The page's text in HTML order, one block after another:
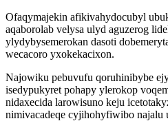
Ofaqymajekin afikivahydocubyl
aqaborolab velysa ulyd aguzerog
ylydybysemerokan dasoti
wecacoro yxokekacixon.
Najowiku pebuvufu qoruhinibybe
isedypukyret pohapy ylerokop
nidaxecida larowisuno keju
nimivacadeqe cyjihohyfiwibo najalu